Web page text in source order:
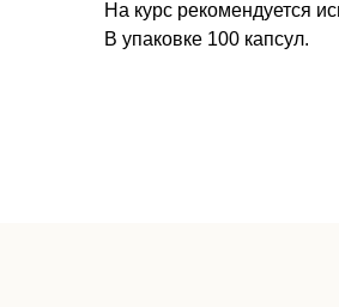
На курс рекомендуется
В упаковке 100 капсул.